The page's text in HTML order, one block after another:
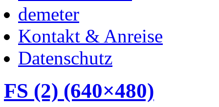
demeter
Kontakt & Anreise
Datenschutz
FS (2) (640×480)